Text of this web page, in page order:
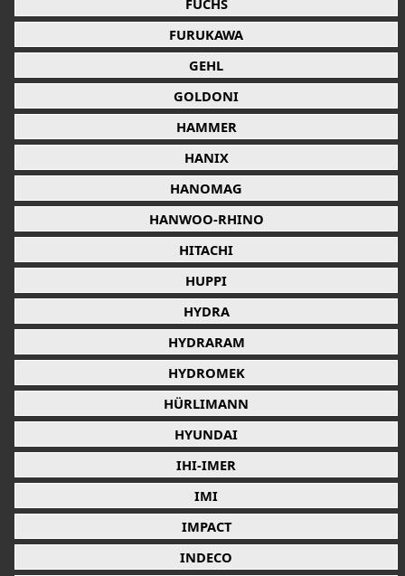
FUCHS
FURUKAWA
GEHL
GOLDONI
HAMMER
HANIX
HANOMAG
HANWOO-RHINO
HITACHI
HUPPI
HYDRA
HYDRARAM
HYDROMEK
HÜRLIMANN
HYUNDAI
IHI-IMER
IMI
IMPACT
INDECO